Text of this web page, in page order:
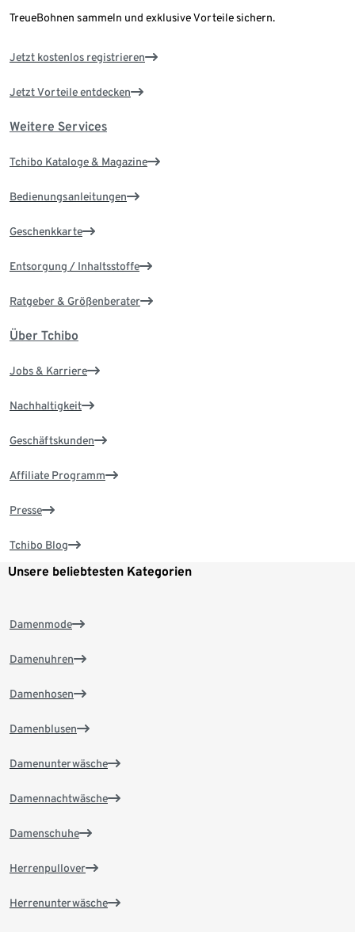
TreueBohnen sammeln und exklusive Vorteile sichern.
Jetzt kostenlos registrieren
Jetzt Vorteile entdecken
Weitere Services
Tchibo Kataloge & Magazine
Bedienungsanleitungen
Geschenkkarte
Entsorgung / Inhaltsstoffe
Ratgeber & Größenberater
Über Tchibo
Jobs & Karriere
Nachhaltigkeit
Geschäftskunden
Affiliate Programm
Presse
Tchibo Blog
Unsere beliebtesten Kategorien
Damenmode
Damenuhren
Damenhosen
Damenblusen
Damenunterwäsche
Damennachtwäsche
Damenschuhe
Herrenpullover
Herrenunterwäsche